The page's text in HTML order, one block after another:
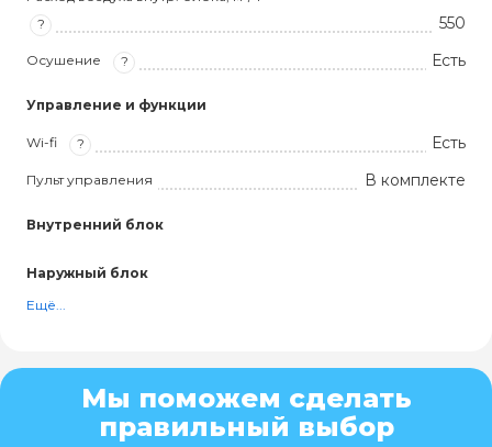
?
550
Осушение ? Есть
Управление и функции
Wi-fi ? Есть
Пульт управления В комплекте
Внутренний блок
Наружный блок
Ещё...
Мы поможем сделать
правильный выбор